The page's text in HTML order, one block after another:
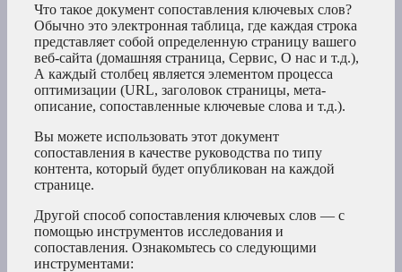
Что такое документ сопоставления ключевых слов?
Обычно это электронная таблица, где каждая строка
представляет собой определенную страницу вашего
веб-сайта (домашняя страница, Сервис, О нас и т.д.),
А каждый столбец является элементом процесса
оптимизации (URL, заголовок страницы, мета-
описание, сопоставленные ключевые слова и т.д.).
Вы можете использовать этот документ
сопоставления в качестве руководства по типу
контента, который будет опубликован на каждой
странице.
Другой способ сопоставления ключевых слов — с
помощью инструментов исследования и
сопоставления. Ознакомьтесь со следующими
инструментами: